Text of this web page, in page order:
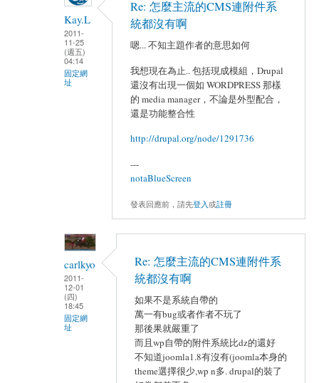
Kay.L
2011-
11-25
(週五)
04:14
固定網
址
Re: 怎麼主流的CMS連附件系
統都沒有啊
嗯... 不知主題作者的意思如何
我想現在為止.. 包括現成模組，Drupal
還沒有出現一個如 WORDPRESS 那樣
的 media manager，不論是外型配合，
還是功能整合性
http://drupal.org/node/1291736
---
notaBlueScreen
發表回應前，請先登入或註冊
carlkyo
2011-
12-01
(四)
18:45
固定網
址
Re: 怎麼主流的CMS連附件系
統都沒有啊
如果不是系統自帶的
萬一有bug或者作者不玩了
那後果就嚴重了
而且wp自帶的附件系統比dz的還好
不知道joomla1.8有沒有(joomla本身的
theme選擇很少,wp n多. drupal的裝了